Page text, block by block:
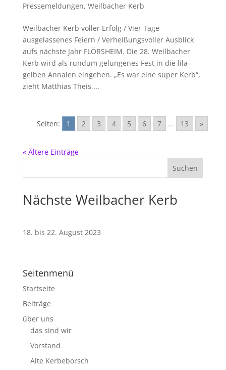
Pressemeldungen, Weilbacher Kerb
Weilbacher Kerb voller Erfolg / Vier Tage
ausgelassenes Feiern / Verheißungsvoller Ausblick
aufs nächste Jahr FLÖRSHEIM. Die 28. Weilbacher
Kerb wird als rundum gelungenes Fest in die lila-
gelben Annalen eingehen. „Es war eine super Kerb“,
zieht Matthias Theis,...
Seiten: 1 2 3 4 5 6 7 ... 13 »
« Ältere Einträge
Nächste Weilbacher Kerb
18. bis 22. August 2023
Seitenmenü
Startseite
Beiträge
über uns
das sind wir
Vorstand
Alte Kerbeborsch